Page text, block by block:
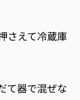
さえて冷蔵庫
て器で混ぜな